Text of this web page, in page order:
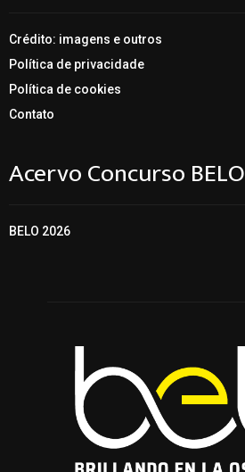
Crédito: imagens e outros
Política de privacidade
Política de cookies
Contato
Acervo Concurso BELO
BELO 2026